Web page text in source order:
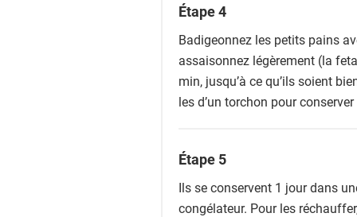
Étape 4
Badigeonnez les petits pains
assaisonnez légèrement (la
min, jusqu’à ce qu’ils soient
les d’un torchon pour
Étape 5
Ils se conservent 1 jour dans
congélateur. Pour les